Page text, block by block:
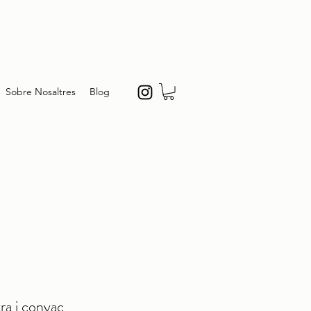
Sobre Nosaltres Blog
i conyac